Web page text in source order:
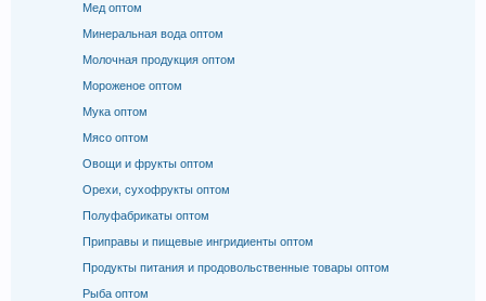
Мед оптом
Минеральная вода оптом
Молочная продукция оптом
Мороженое оптом
Мука оптом
Мясо оптом
Овощи и фрукты оптом
Орехи, сухофрукты оптом
Полуфабрикаты оптом
Приправы и пищевые ингридиенты оптом
Продукты питания и продовольственные товары оптом
Рыба оптом